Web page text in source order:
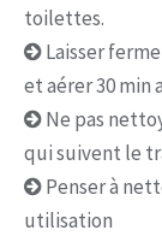
toilettes.
Laisser
et aérer 30 min
Ne pas
qui suivent le
Penser à
utilisation